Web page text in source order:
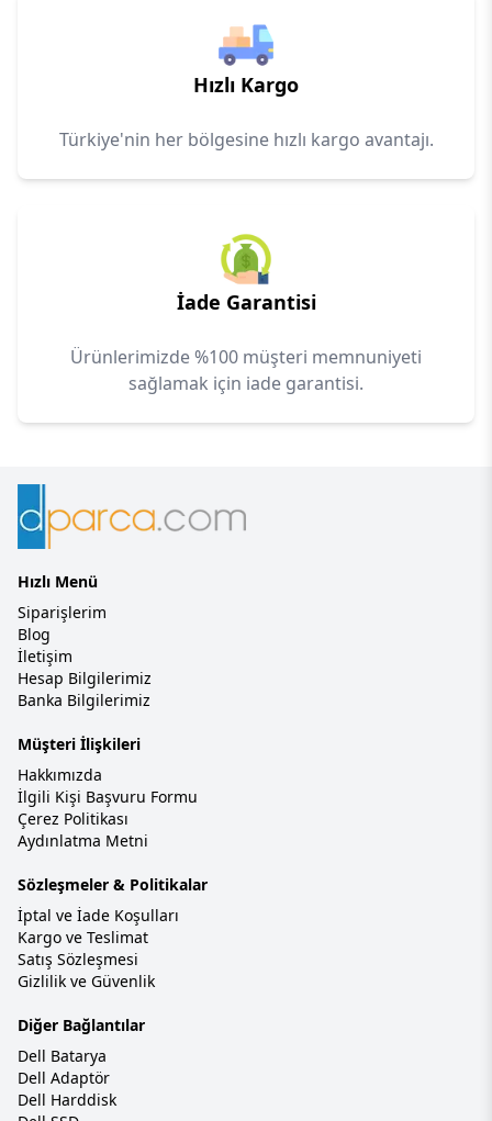
Hızlı Kargo
Türkiye'nin her bölgesine hızlı kargo avantajı.
İade Garantisi
Ürünlerimizde %100 müşteri memnuniyeti
sağlamak için iade garantisi.
Hızlı Menü
Siparişlerim
Blog
İletişim
Hesap Bilgilerimiz
Banka Bilgilerimiz
Müşteri İlişkileri
Hakkımızda
İlgili Kişi Başvuru Formu
Çerez Politikası
Aydınlatma Metni
Sözleşmeler & Politikalar
İptal ve İade Koşulları
Kargo ve Teslimat
Satış Sözleşmesi
Gizlilik ve Güvenlik
Diğer Bağlantılar
Dell Batarya
Dell Adaptör
Dell Harddisk